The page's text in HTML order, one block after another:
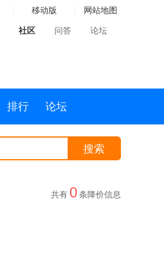
移动版 网站地图
社区 问答 论坛
排行 论坛
搜索
共有 0条降价信息